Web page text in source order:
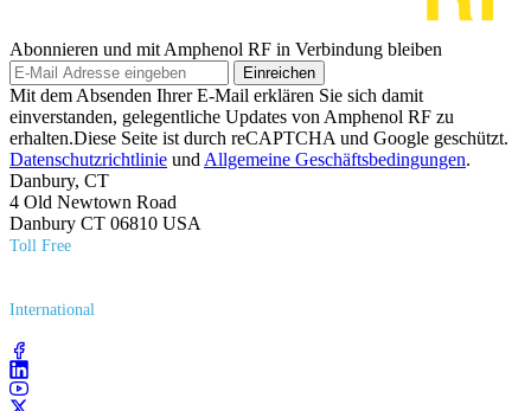
Abonnieren und mit Amphenol RF in Verbindung bleiben
Einreichen
Mit dem Absenden Ihrer E-Mail erklären Sie sich damit
einverstanden, gelegentliche Updates von Amphenol RF zu
erhalten.Diese Seite ist durch reCAPTCHA und Google geschützt.
Datenschutzrichtlinie und Allgemeine Geschäftsbedingungen.
Danbury, CT
4 Old Newtown Road
Danbury CT 06810 USA
Toll Free
International